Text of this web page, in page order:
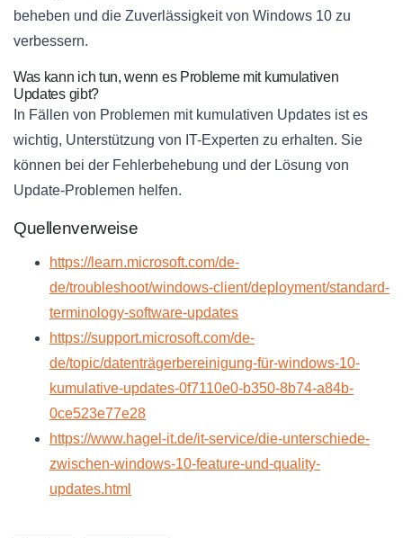
beheben und die Zuverlässigkeit von Windows 10 zu
verbessern.
Was kann ich tun, wenn es Probleme mit kumulativen
Updates gibt?
In Fällen von Problemen mit kumulativen Updates ist es
wichtig, Unterstützung von IT-Experten zu erhalten. Sie
können bei der Fehlerbehebung und der Lösung von
Update-Problemen helfen.
Quellenverweise
https://learn.microsoft.com/de-
de/troubleshoot/windows-client/deployment/standard-
terminology-software-updates
https://support.microsoft.com/de-
de/topic/datenträgerbereinigung-für-windows-10-
kumulative-updates-0f7110e0-b350-8b74-a84b-
0ce523e77e28
https://www.hagel-it.de/it-service/die-unterschiede-
zwischen-windows-10-feature-und-quality-
updates.html